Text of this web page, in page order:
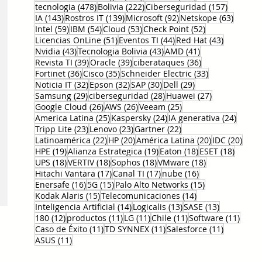
tecnologia (478)478 entradas
Bolivia (222)222 entradas
Ciberseguridad (157)157
IA (143)143 entradas
Rostros IT (139)139 entradas
Microsoft (92)92 entradas
Netskope (63)63
Intel (59)59 entradas
IBM (54)54 entradas
Cloud (53)53 entradas
Check Point (52)52 entradas
Licencias OnLine (51)51 entradas
Eventos TI (44)44 entradas
Red Hat (43)43
Nvidia (43)43 entradas
Tecnologia Bolivia (43)43 entradas
AMD (41)41 entradas
Revista TI (39)39 entradas
Oracle (39)39 entradas
ciberataques (36)36 entradas
Fortinet (36)36 entradas
Cisco (35)35 entradas
Schneider Electric (33)33 entradas
Noticia IT (32)32 entradas
Epson (32)32 entradas
SAP (30)30 entradas
Dell (29)29 entradas
Samsung (29)29 entradas
ciberseguridad (28)28 entradas
Huawei (27)27 entradas
Google Cloud (26)26 entradas
AWS (26)26 entradas
Veeam (25)25 entradas
America Latina (25)25 entradas
Kaspersky (24)24 entradas
IA generativa (24)24
Tripp Lite (23)23 entradas
Lenovo (23)23 entradas
Gartner (22)22 entradas
Latinoamérica (22)22 entradas
HP (20)20 entradas
América Latina (20)20 entradas
IDC (20)20
HPE (19)19 entradas
Alianza Estrategica (19)19 entradas
Eaton (18)18 entradas
ESET (18)18
UPS (18)18 entradas
VERTIV (18)18 entradas
Sophos (18)18 entradas
VMware (18)18 entradas
Hitachi Vantara (17)17 entradas
Canal TI (17)17 entradas
nube (16)16 entradas
Enersafe (16)16 entradas
5G (15)15 entradas
Palo Alto Networks (15)15 entradas
Kodak Alaris (15)15 entradas
Telecomunicaciones (14)14 entradas
Inteligencia Artificial (14)14 entradas
Logicalis (13)13 entradas
SASE (13)13
180 (12)12 entradas
productos (11)11 entradas
LG (11)11 entradas
Chile (11)11 entradas
Software (11)11
Caso de Éxito (11)11 entradas
TD SYNNEX (11)11 entradas
Salesforce (11)11
ASUS (11)11 entradas